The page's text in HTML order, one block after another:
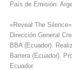
País de Emisión:
«Reveal The
Dirección General
BBA (Ecuador).
Barrera (Ecuador).
Ecuador.